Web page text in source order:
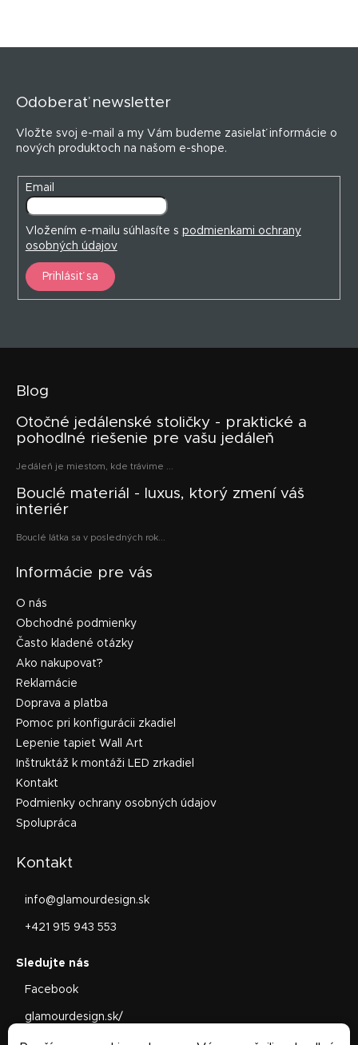
Odoberať newsletter
Vložte svoj e-mail a my Vám budeme zasielať informácie o
nových produktoch na našom e-shope.
Email
Vložením e-mailu súhlasíte s podmienkami ochrany
osobných údajov
Prihlásiť sa
Blog
Otočné jedálenské stoličky - praktické a
pohodlné riešenie pre vašu jedáleň
Jedáleň je miestom, kde trávime ...
Bouclé materiál - luxus, ktorý zmení váš
interiér
Bouclé látka sa v posledných rok...
Informácie pre vás
O nás
Obchodné podmienky
Často kladené otázky
Ako nakupovať?
Reklamácie
Doprava a platba
Pomoc pri konfigurácii zkadiel
Lepenie tapiet Wall Art
Inštruktáž k montáži LED zrkadiel
Kontakt
Podmienky ochrany osobných údajov
Spolupráca
Kontakt
info@glamourdesign.sk
+421 915 943 553
Facebook
glamourdesign.sk/